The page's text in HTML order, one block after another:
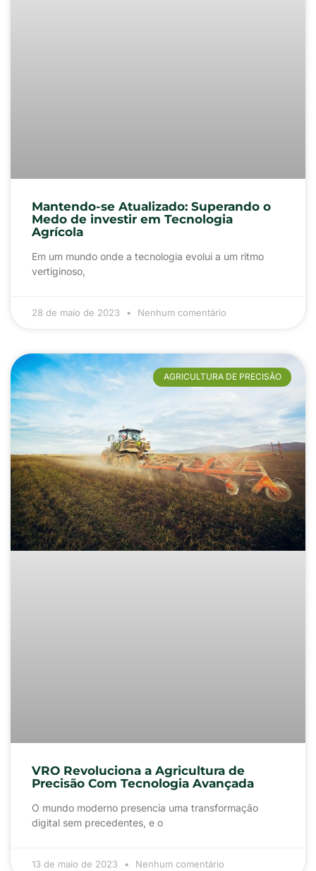
Mantendo-se Atualizado: Superando o
Medo de investir em Tecnologia
Agrícola
Em um mundo onde a tecnologia evolui a um ritmo
vertiginoso,
28 de maio de 2023 Nenhum comentário
AGRICULTURA DE PRECISÃO
VRO Revoluciona a Agricultura de
Precisão Com Tecnologia Avançada
O mundo moderno presencia uma transformação
digital sem precedentes, e o
13 de maio de 2023 Nenhum comentário